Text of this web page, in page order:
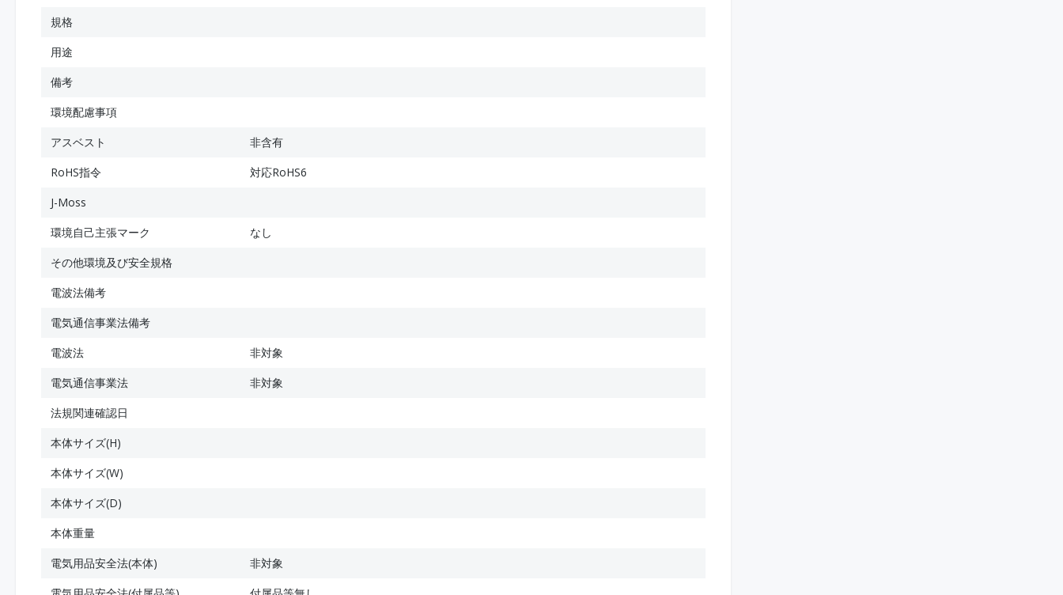
規格
用途
備考
環境配慮事項
アスベスト
非含有
RoHS指令
対応RoHS6
J-Moss
環境自己主張マーク
なし
その他環境及び安全規格
電波法備考
電気通信事業法備考
電波法
非対象
電気通信事業法
非対象
法規関連確認日
本体サイズ(H)
本体サイズ(W)
本体サイズ(D)
本体重量
電気用品安全法(本体)
非対象